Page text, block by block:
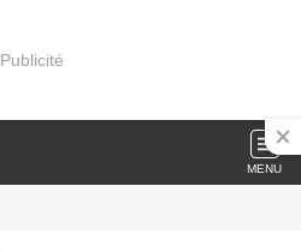
Publicité
MENU